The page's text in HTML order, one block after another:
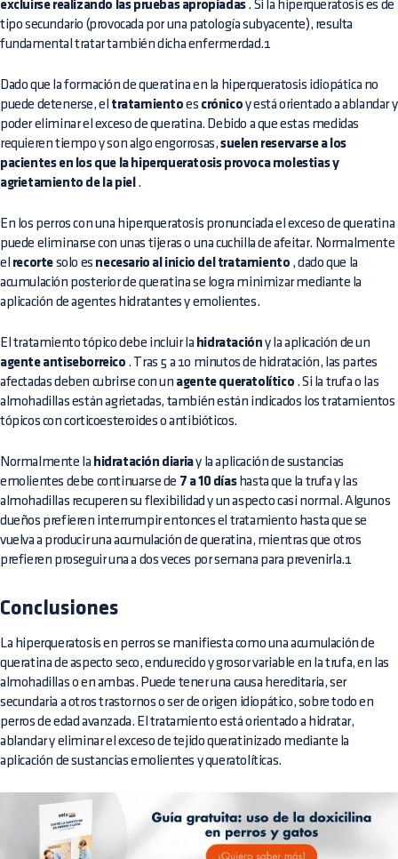
excluirse realizando las pruebas apropiadas. Si la hiperqueratosis es de
tipo secundario (provocada por una patología subyacente), resulta
fundamental tratar también dicha enfermerdad.1
Dado que la formación de queratina en la hiperqueratosis idiopática no
puede detenerse, el tratamiento es crónico y está orientado a ablandar y
poder eliminar el exceso de queratina. Debido a que estas medidas
requieren tiempo y son algo engorrosas,suelen reservarse a los
pacientes en los que la hiperqueratosis provoca molestias y
agrietamiento de la piel .
En los perros con una hiperqueratosis pronunciada el exceso de queratina
puede eliminarse con unas tijeras o una cuchilla de afeitar. Normalmente
el recorte solo es necesario al inicio del tratamiento , dado que la
acumulación posterior de queratina se logra minimizar mediante la
aplicación de agentes hidratantes y emolientes.
El tratamiento tópico debe incluir la hidratación y la aplicación de un
agente antiseborreico . Tras 5 a 10 minutos de hidratación, las partes
afectadas deben cubrirse con un agente queratolítico . Si la trufa o las
almohadillas están agrietadas, también están indicados los tratamientos
tópicos con corticoesteroides o antibióticos.
Normalmente la hidratación diariay la aplicación de sustancias
emolientes debe continuarse de 7 a 10 díashasta que la trufa y las
almohadillas recuperen su flexibilidad y un aspecto casi normal. Algunos
dueños prefieren interrumpir entonces el tratamiento hasta que se
vuelva a producir una acumulación de queratina, mientras que otros
prefieren proseguir una a dos veces por semana para prevenirla.1
Conclusiones
La hiperqueratosis en perros se manifiesta como una acumulación de
queratina de aspecto seco, endurecido y grosor variable en la trufa, en las
almohadillas o en ambas. Puede tener una causa hereditaria, ser
secundaria a otros trastornos o ser de origen idiopático, sobre todo en
perros de edad avanzada. El tratamiento está orientado a hidratar,
ablandar y eliminar el exceso de tejido queratinizado mediante la
aplicación de sustancias emolientes y queratolíticas.